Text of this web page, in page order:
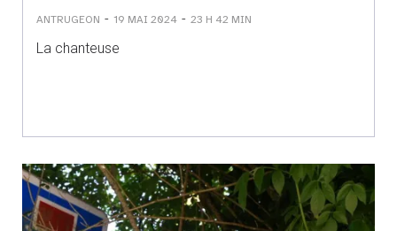
ANTRUGEON - 19 MAI 2024 - 23 H 42 MIN
La chanteuse